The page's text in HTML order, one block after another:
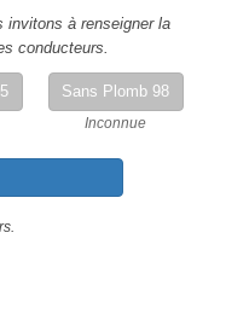
invitons à renseigner la
conducteurs.
Sans Plomb 98
Inconnue